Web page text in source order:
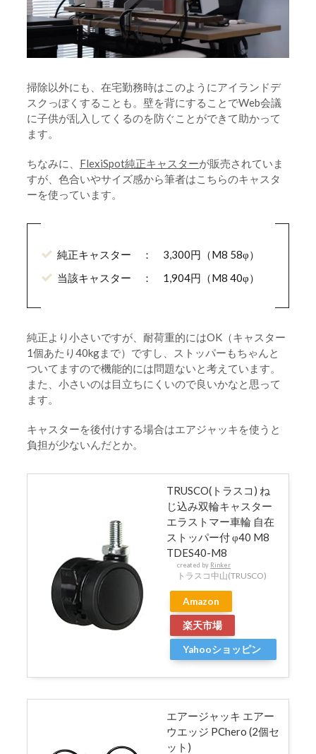
掃除以外にも、在宅勤務時はこのようにアイランドデ
スクっぽくすることも。壁を背にすることでWeb会議
に子供が乱入してくるのを防ぐことができて助かって
ます。
ちなみに、 FlexiSpot純正キャスターが販売されていま
すが、色合いやサイズ感から筆者はこちらのキャスタ
ーを使っています。
純正キャスター ： 3,300円（M8 58φ）
当該キャスター ： 1,904円（M8 40φ）
純正より小さいですが、耐荷重的にはOK（キャスター
1個あたり40kgまで）ですし、ストッパーもちゃんと
ついてますので機能的には問題ないと考えています。
また、小さいのは目立ちにくいので良いかなと思って
ます。
キャスターを後付けする場合はエアジャッキを使うと
負担が少ないんだとか。
TRUSCO(トラスコ) ね
じ込み双輪キャスター
エラストマー車輪 自在
ストッパー付 φ40 M8
TDES40-M8
created by Rinker
トラスコ中山(TRUSCO)
Amazon
楽天市場
Yahooショッピン
エアージャッキ エアー
ウエッジ PChero (2個セ
ット)